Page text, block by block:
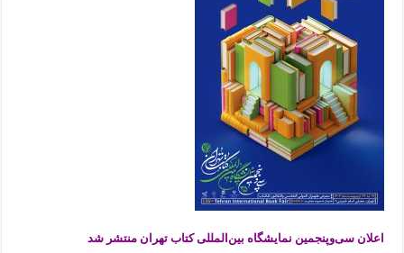
اعلان سی‌وپنجمین نمایشگاه بین‌المللی کتاب تهران منتشر شد